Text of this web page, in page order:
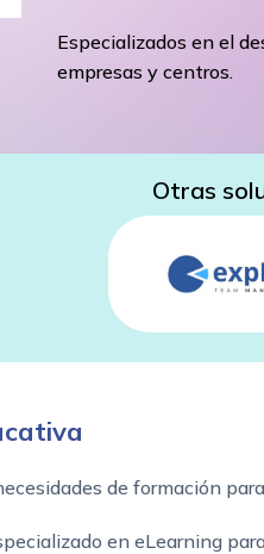
Especializados en el
empresas y centros.
Otras
de formación
en eLearning